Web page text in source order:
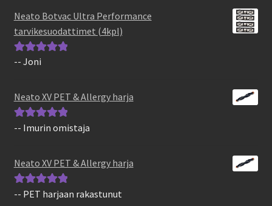
Neato Botvac Ultra Performance
tarvikesuodattimet (4kpl)
Arvostelu
-- Joni
Neato XV PET & Allergy harja
Arvostelu
-- Imurin omistaja
Neato XV PET & Allergy harja
Arvostelu
-- PET harjaan rakastunut